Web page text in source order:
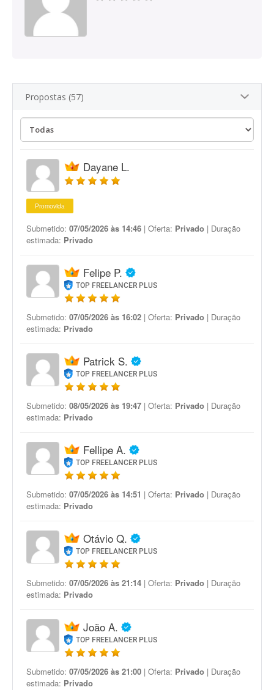
Propostas (57)
Dayane L.
Promovida
Submetido: 07/05/2026 às 14:46 | Oferta: Privado | Duração
estimada: Privado
Felipe P.
TOP FREELANCER PLUS
Submetido: 07/05/2026 às 16:02 | Oferta: Privado | Duração
estimada: Privado
Patrick S.
TOP FREELANCER PLUS
Submetido: 08/05/2026 às 19:47 | Oferta: Privado | Duração
estimada: Privado
Fellipe A.
TOP FREELANCER PLUS
Submetido: 07/05/2026 às 14:51 | Oferta: Privado | Duração
estimada: Privado
Otávio Q.
TOP FREELANCER PLUS
Submetido: 07/05/2026 às 21:14 | Oferta: Privado | Duração
estimada: Privado
João A.
TOP FREELANCER PLUS
Submetido: 07/05/2026 às 21:00 | Oferta: Privado | Duração
estimada: Privado